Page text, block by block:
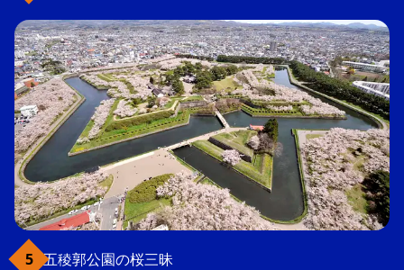
五稜郭公園の桜三昧